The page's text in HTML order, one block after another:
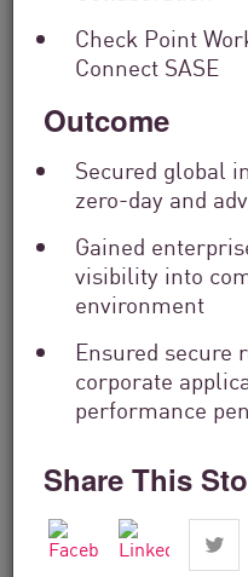
Check Point
Connect SASE
Outcome
Secured global
zero-day and
Gained
visibility into
environment
Ensured secure
corporate
performance
Share This
Finanzdienstleistungen
From Dashboard
Jetzt lesen